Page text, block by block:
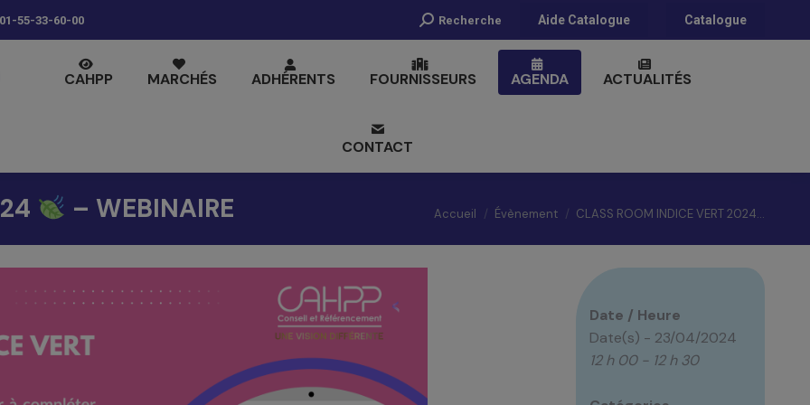
01-55-33-60-00
Recherche
Recherche Aide Catalogue Catalogue
CAHPP MARCHÉS ADHÉRENTS FOURNISSEURS AGENDA ACTUALITÉS
CONTACT
– WEBINAIRE Vous êtes ici :
Accueil Évènement CLASS ROOM INDICE VERT 2024…
Date / Heure
Date(s) - 23/04/2024
12 h 00 - 12 h 30